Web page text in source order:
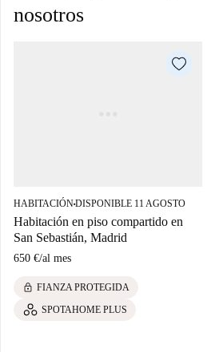
nosotros
HABITACIÓN■DISPONIBLE 11 AGOSTO
Habitación en piso compartido en
San Sebastián, Madrid
650 €/al mes
lock FIANZA PROTEGIDA
SPOTAHOME PLUS